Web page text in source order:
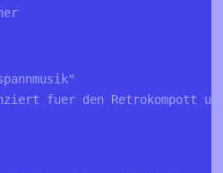
fuer den Retrokompott